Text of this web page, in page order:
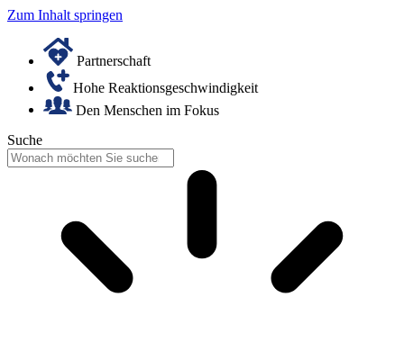
Zum Inhalt springen
Partnerschaft
Hohe Reaktionsgeschwindigkeit
Den Menschen im Fokus
Suche